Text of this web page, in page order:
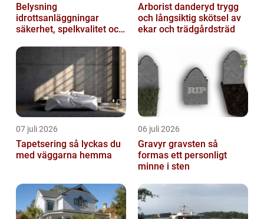
Belysning
idrottsanläggningar
säkerhet, spelkvalitet och
Arborist danderyd trygg
och långsiktig skötsel av
ekar och trädgårdsträd
07 juli 2026
Tapetsering så lyckas du
med väggarna hemma
06 juli 2026
Gravyr gravsten så
formas ett personligt
minne i sten